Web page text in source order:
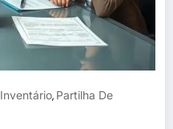
Inventário, Partilha De